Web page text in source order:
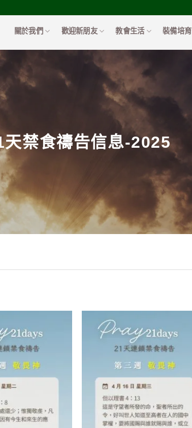
關於我們 歡迎新朋友 教會生活 裝備培育
天禁食禱告信息-2025